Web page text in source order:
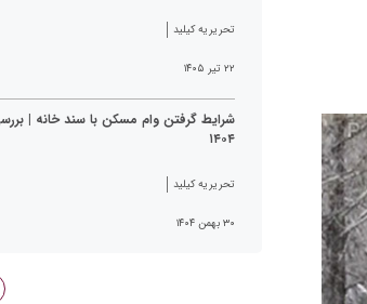
تحریریه کیلید
۲۲ تیر ۱۴۰۵
شرایط گرفتن وام مسکن با سند خانه |
۱۴۰۴
تحریریه کیلید
۳۰ بهمن ۱۴۰۴